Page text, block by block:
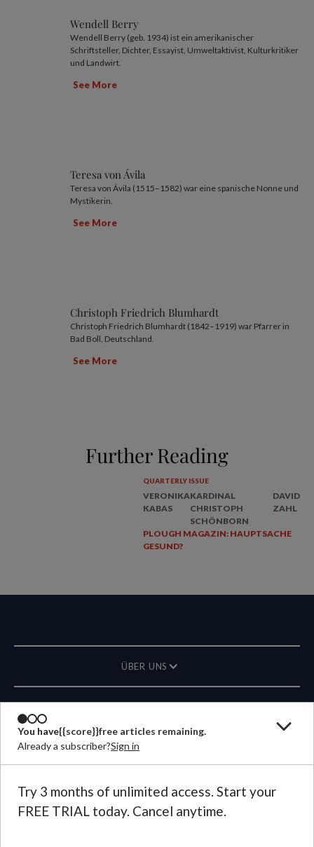
You have{{score}}free articles remaining.
Already a subscriber?Sign in
Try 3 months of unlimited access. Start your
FREE TRIAL today. Cancel anytime.
Wendell Berry
Wendell Berry (geb. 1934) ist ein amerikanischer
Schriftsteller, Dichter, Essayist, Umweltaktivist, Kulturkritiker
und Landwirt.
See More
Teresa von Ávila
Teresa von Ávila (1515–1582) war eine spanische Nonne und
Mystikerin.
See More
Christoph Friedrich Blumhardt
Christoph Friedrich Blumhardt (1842–1919) war Pfarrer in
Bad Boll, Deutschland.
See More
Further Reading
QUARTERLY ISSUE
VERONIKA
KABAS
KARDINAL
CHRISTOPH
SCHÖNBORN
DAVID
ZAHL
PLOUGH MAGAZIN: HAUPTSACHE
GESUND?
ÜBER UNS
KONTAKT
SPRACHE
©2026 Plough Publishing House.